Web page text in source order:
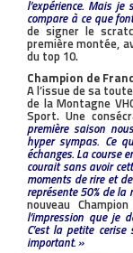
l’expérience. Mais
compare à ce que
de signer le
première montée,
du top 10.
Champion de
A l’issue de sa
de la Montagne
Sport. Une
première saison
hyper sympas. Ce
échanges. La course
courait sans avoir
moments de rire et
représente 50% de la
nouveau
l’impression que je
C’est la petite
important. »